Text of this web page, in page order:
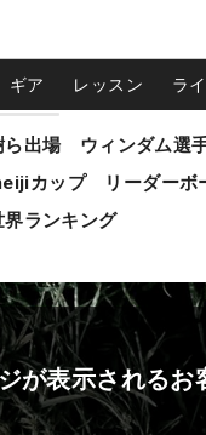
ギア レッスン ラ
カップ リーダーボ
界ランキング
が表示されるお